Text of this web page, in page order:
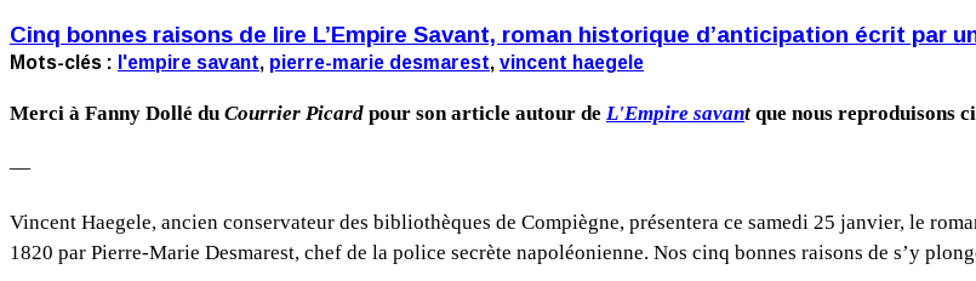
Cinq bonnes raisons de lire L’Empire Savant, roman historique d’anticipation écrit par
Mots-clés : l'empire savant, pierre-marie desmarest, vincent haegele
Merci à Fanny Dollé du Courrier Picard pour son article autour de L'Empire savant que nous reproduisons
—
Vincent Haegele, ancien conservateur des bibliothèques de Compiègne, présentera ce samedi 25 janvier, le
1820 par Pierre-Marie Desmarest, chef de la police secrète napoléonienne. Nos cinq bonnes raisons de s’y